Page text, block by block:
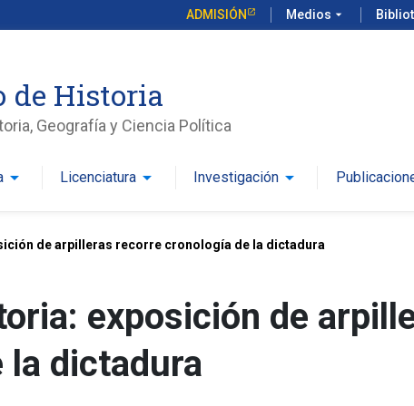
ADMISIÓN Medios arrow_drop_down
Historia
Geografía y Ciencia Política
arrow_drop_down Licenciatura arrow_drop_down Investigaciónarrow_drop_down
de arpilleras recorre cronología de la dictadura
exposición de
la dictadura